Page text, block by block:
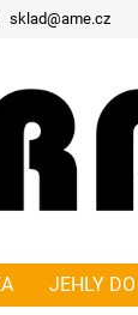
sklad@ame.cz
JEHLY